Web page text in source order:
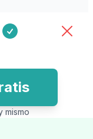
mismo